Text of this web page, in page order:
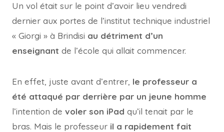
Un vol était sur le point d’avoir lieu vendredi
dernier aux portes de l’institut technique industriel
« Giorgi » à Brindisi au détriment d’un
enseignant de l’école qui allait commencer.
En effet, juste avant d’entrer, le professeur a
été attaqué par derrière par un jeune homme
l’intention de voler son iPad qu’il tenait par le
bras. Mais le professeur il a rapidement fait